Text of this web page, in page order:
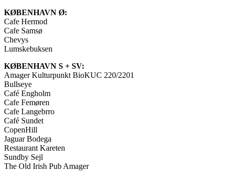
KØBENHAVN Ø:
Cafe Hermod
Cafe Samsø
Chevys
Lumskebuksen
KØBENHAVN S + SV:
Amager Kulturpunkt BioKUC 220/2201
Bullseye
Café Engholm
Cafe Femøren
Cafe Langebrro
Café Sundet
CopenHill
Jaguar Bodega
Restaurant Kareten
Sundby Sejl
The Old Irish Pub Amager